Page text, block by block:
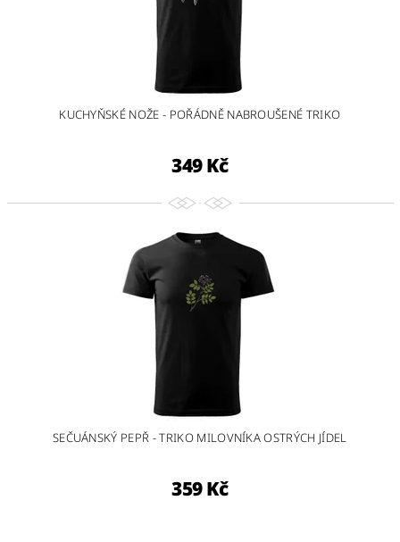
KUCHYŇSKÉ NOŽE - POŘÁDNĚ NABROUŠENÉ TRIKO
349 Kč
SEČUÁNSKÝ PEPŘ - TRIKO MILOVNÍKA OSTRÝCH JÍDEL
359 Kč